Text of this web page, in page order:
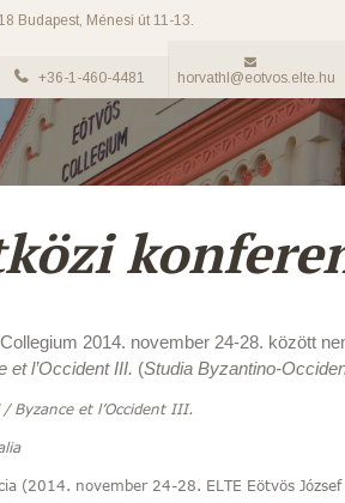
Budapest, Ménesi út 11-13.
+36-1-460-4481 horvathl@eotvos.elte.hu
2014. november 24-28. között
et l’Occident III. (Studia Byzantino-
Byzance et l’Occident III.
(2014. november 24-28. ELTE Eötvös